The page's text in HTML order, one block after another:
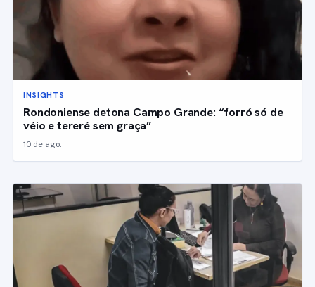
INSIGHTS
Rondoniense detona Campo Grande: “forró só de
véio e tereré sem graça”
10 de ago.